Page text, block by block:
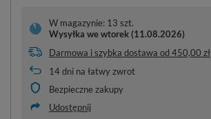
W magazynie: 13 szt.
Wysyłka we wtorek (11.08.2026)
Darmowa i szybka dostawa od450,00 zł
14dni na łatwy zwrot
Bezpieczne zakupy
Udostępnij